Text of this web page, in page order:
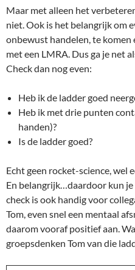
Maar met alleen het
niet. Ook is het belangrijk om
onbewust handelen, te komen
met een LMRA. Dus ga je net
Check dan nog even:
Heb ik de ladder goed
Heb ik met drie punten
handen)?
Is de ladder goed?
Echt geen rocket-science, wel
En belangrijk…daardoor kun
check is ook handig voor
Tom, even snel een mentaal
daarom vooraf positief aan.
groepsdenken Tom van die